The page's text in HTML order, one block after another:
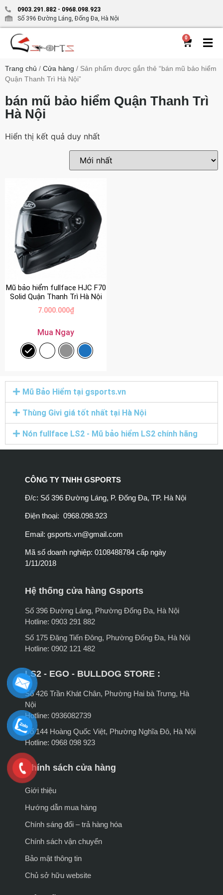
0903.291.882 - 0968.098.923
Số 396 Đường Láng, Đống Đa, Hà Nội
0
Trang chủ / Cửa hàng / Sản phẩm được gắn thẻ “bán mũ bảo hiểm
Quận Thanh Trì Hà Nội”
bán mũ bảo hiểm Quận Thanh Trì
Hà Nội
Hiển thị kết quả duy nhất
Mũ bảo hiểm fullface HJC F70
Solid Quận Thanh Trì Hà Nội
7.000.000₫
Mua Ngay
Mũ Bảo Hiểm tại gsports.vn
Thùng Givi giá tốt nhất tại Hà Nội
Nón fullface LS2 - Mũ bảo hiểm LS2 chính hãng
CÔNG TY TNHH GSPORTS
Đ/c: Số 396 Đường Láng, P. Đống Đa, TP. Hà Nội
Điện thoại: 0968.098.923
Email: gsports.vn@gmail.com
Mã số doanh nghiệp: 0108488784 cấp ngày
1/11/2018
Hệ thống cửa hàng Gsports
Số 396 Đường Láng, Phường Đống Đa, Hà Nội
Hotline: 0903 291 882
Số 175 Đặng Tiến Đông, Phường Đống Đa, Hà Nội
Hotline: 0902 121 482
LS2 - EGO - BULLDOG STORE :
Số 426 Trần Khát Chân, Phường Hai bà Trưng, Hà
Nội
Hotline: 0936082739
Số 144 Hoàng Quốc Việt, Phường Nghĩa Đô, Hà Nội
Hotline: 0968 098 923
Chính sách cửa hàng
Giới thiệu
Hướng dẫn mua hàng
Chính sáng đổi – trả hàng hóa
Chính sách vận chuyển
Bảo mật thông tin
Chủ sở hữu website